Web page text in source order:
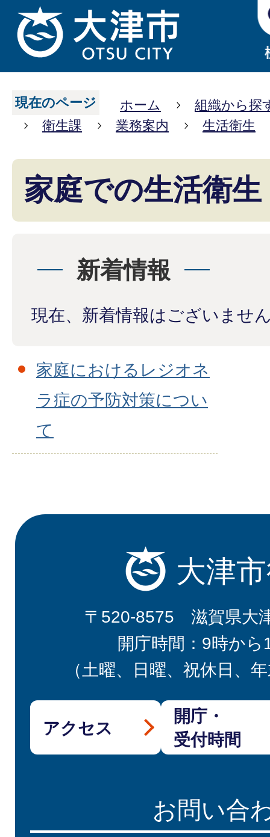
現在のページ ホーム
組織から探
衛生課
業務案内 生活衛生
家庭での生活衛生
新着情報
現在、新着情報はございませ
家庭におけるレジオネ
ラ症の予防対策につい
て
大津
〒520-8575 滋賀県大
開庁時間：9時から
（土曜、日曜、祝休日、
アクセス
開庁・
受付時間
お問い合